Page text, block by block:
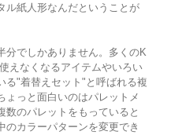
紙人形なんだということが
でしかありません。多くのK
えなくなるアイテムやいろい
る"着替えセット"と呼ばれる複
ょっと面白いのはパレットメ
数のパレットをもっていると
のカラーパターンを変更でき